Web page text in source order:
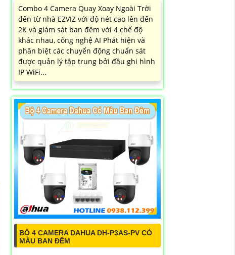
Combo 4 Camera Quay Xoay Ngoài Trời
đến từ nhà EZVIZ với độ nét cao lên đến
2K và giám sát ban đêm với 4 chế độ
khác nhau, công nghệ AI Phát hiện và
phân biệt các chuyển động chuẩn sát
được quản lý tập trung bởi đầu ghi hình
IP WiFi...
BỘ 4 CAMERA DAHUA DH-P3AS-PV CÓ
MÀU BAN ĐÊM